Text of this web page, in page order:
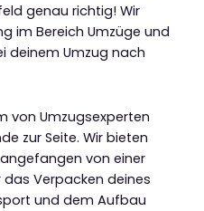
genau richtig! Wir
im Bereich Umzüge und
deinem Umzug nach
von Umzugsexperten
zur Seite. Wir bieten
von einer
Verpacken deines
und dem Aufbau